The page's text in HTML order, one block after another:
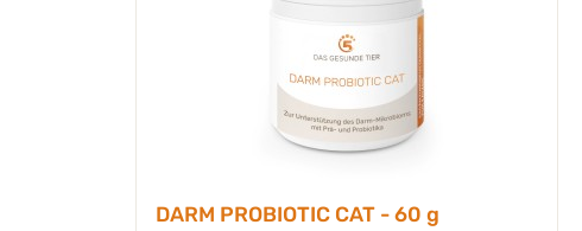
DARM PROBIOTIC CAT - 60 g